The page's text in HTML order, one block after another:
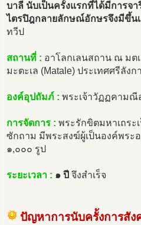
บาลี นับเป็นครั้งแรกที่ได้มีการจ
ไตรปิฎกลายลักษณ์อักษรจึงมีขึ้น
ทวีป
สถานที่ : อาโลกเลนสถาน ณ มต
มะตะเล (Matale) ประเทศศรีลังก
องค์อุปถัมภ์ : พระเจ้าวัฏฏคามณี
การจัดการ : พระรักขิตมหาเถระ
ซักถาม มีพระสงฆ์ผู้เป็นองค์พระ
๑,๐๐๐ รูป
ระยะเวลา : ๑ ปี จึงสำเร็จ
ปัญหาการนับครั้งการสัง